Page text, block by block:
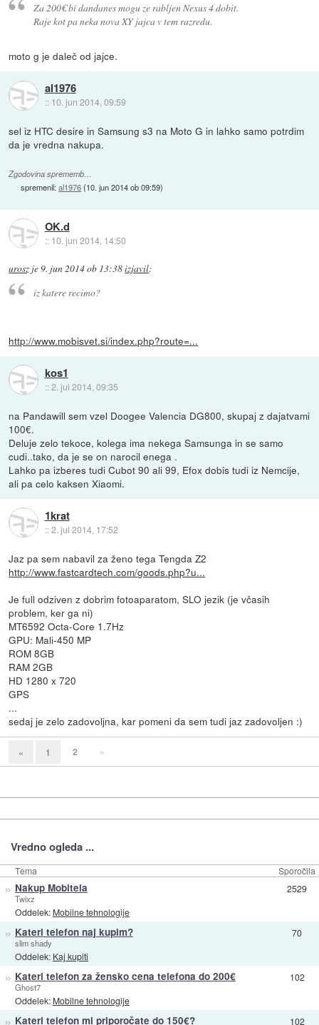
Za 200€ bi dandanes mogu ze rabljen Nexus 4 dobit.
Raje kot pa neka nova XY jajca v tem razredu.
moto g je daleč od jajce.
al1976
:: 10. jun 2014, 09:59
sel iz HTC desire in Samsung s3 na Moto G in lahko samo potrdim
da je vredna nakupa.
Zgodovina sprememb…
spremenil:al1976(10. jun 2014 ob 09:59)
OK.d
:: 10. jun 2014, 14:50
urosz je9. jun 2014 ob 13:38izjavil:
iz katere recimo?
http://www.mobisvet.si/index.php?route=...
kos1
::2. jul 2014, 09:35
na Pandawill sem vzel Doogee Valencia DG800, skupaj z dajatvami
100€.
Deluje zelo tekoce, kolega ima nekega Samsunga in se samo
cudi..tako, da je se on narocil enega .
Lahko pa izberes tudi Cubot 90 ali 99, Efox dobis tudi iz Nemcije,
ali pa celo kaksen Xiaomi.
1krat
::2. jul 2014, 17:52
Jaz pa sem nabavil za ženo tega Tengda Z2
http://www.fastcardtech.com/goods.php?u...
Je full odziven z dobrim fotoaparatom, SLO jezik (je včasih
problem, ker ga ni)
MT6592 Octa-Core 1.7Hz
GPU: Mali-450 MP
ROM 8GB
RAM 2GB
HD 1280 x 720
GPS
...
sedaj je zelo zadovoljna, kar pomeni da sem tudi jaz zadovoljen :)
« 1 2 »
Vredno ogleda ...
Tema Sporočila
» Nakup Mobitela
Twixz
Oddelek: Mobilne tehnologije
2529
» Kateri telefon naj kupim?
slim shady
Oddelek: Kaj kupiti
70
» Kateri telefon za žensko cena telefona do 200€
Ghost7
Oddelek: Mobilne tehnologije
102
» Kateri telefon mi priporočate do 150€? 102